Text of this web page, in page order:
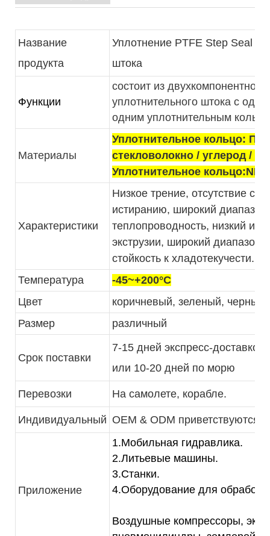
Название
продукта
Уплотнение PTFE Step Seal
штока
Функции
состоит из
уплотнительного штока с
одним уплотнительным
Материалы
Уплотнительное кольцо:
стекловолокно / углерод /
Уплотнительное
Характеристики
Низкое трение, отсутствие
истиранию, широкий
теплопроводность, низкий
экструзии, широкий диапазон
стойкость к хладотекучести.
Температура
-45~+200°C
Цвет
коричневый, зеленый,
Размер
различный
Срок поставки
7-15 дней экспресс-
или 10-20 дней по морю
Перевозки На самолете, корабле.
Индивидуальный OEM & ODM приветствуются
Приложение
1.Мобильная гидравлика.
2.Литьевые машины.
3.Станки.
4.Оборудование для
Воздушные компрессоры,